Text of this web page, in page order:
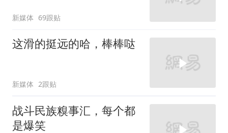
新媒体 69跟贴
这滑的挺远的哈，棒棒哒
新媒体 2跟贴
战斗民族糗事汇，每个都
是爆笑